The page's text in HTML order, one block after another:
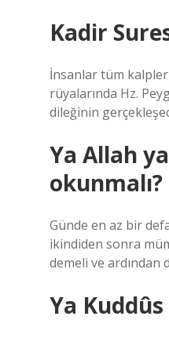
Kadir
İnsanlar tüm
rüyalarında Hz.
dileğinin
Ya Allah
okunmalı?
Günde en az bir
ikindiden sonra
demeli ve ardından
Ya